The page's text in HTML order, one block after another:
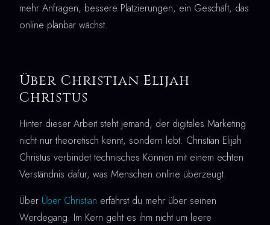
mehr Anfragen, bessere Platzierungen, ein Geschäft, das
online planbar wächst.
Über Christian Elijah
Christus
Hinter dieser Arbeit steht jemand, der digitales Marketing
nicht nur theoretisch kennt, sondern lebt. Christian Elijah
Christus verbindet technisches Können mit einem echten
Verständnis dafür, was Menschen online überzeugt.
Über Über Christian erfährst du mehr über seinen
Werdegang. Im Kern geht es ihm nicht um leere